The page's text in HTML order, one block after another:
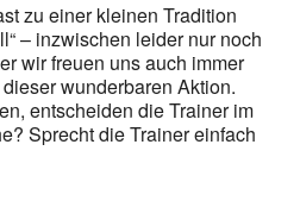
zu einer kleinen Tradition
– inzwischen leider nur noch
wir freuen uns auch immer
wunderbaren Aktion.
entscheiden die Trainer im
Sprecht die Trainer einfach